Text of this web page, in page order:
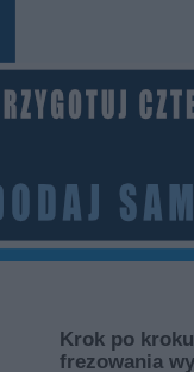
Krok po
frezowania